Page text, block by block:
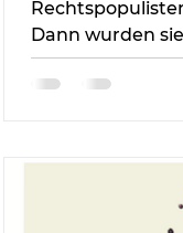
Dann wurden
Beispiel, von
und sollte.